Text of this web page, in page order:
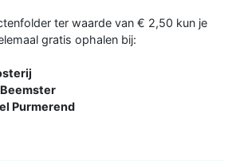
ter waarde van € 2,50 kun je
gratis ophalen bij:
Purmerend